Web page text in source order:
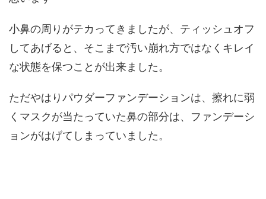
小鼻の周りがテカってきましたが、ティッシュオフ
してあげると、そこまで汚い崩れ方ではなくキレイ
な状態を保つことが出来ました。
ただやはりパウダーファンデーションは、擦れに弱
くマスクが当たっていた鼻の部分は、ファンデーシ
ョンがはげてしまっていました。